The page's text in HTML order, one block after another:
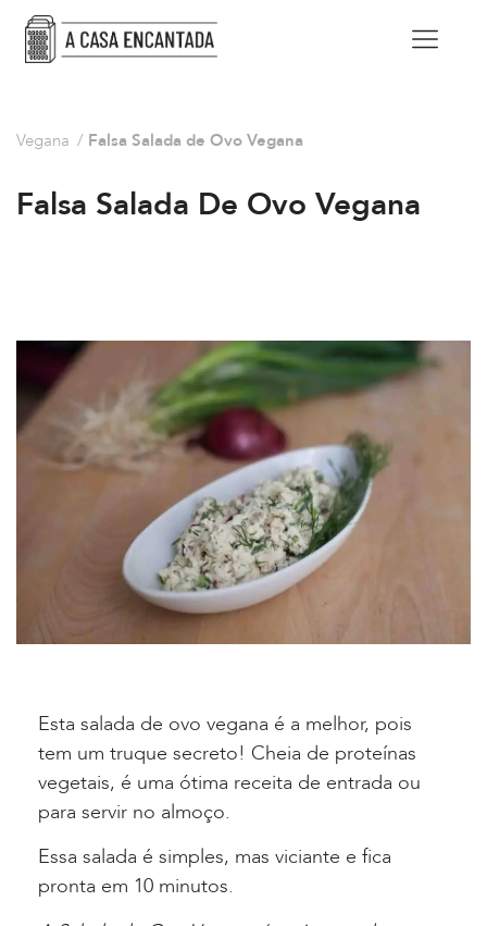
Vegana / Falsa Salada de Ovo Vegana
Falsa Salada De Ovo Vegana
Esta salada de ovo vegana é a melhor, pois
tem um truque secreto! Cheia de proteínas
vegetais, é uma ótima receita de entrada ou
para servir no almoço.
Essa salada é simples, mas viciante e fica
pronta em 10 minutos.